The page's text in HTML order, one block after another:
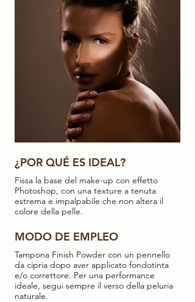
¿POR QUÉ ES IDEAL?
Fissa la base del make-up con effetto
Photoshop, con una texture a tenuta
estrema e impalpabile che non altera il
colore della pelle.
MODO DE EMPLEO
Tampona Finish Powder con un pennello
da cipria dopo aver applicato fondotinta
e/o correttore. Per una performance
ideale, segui sempre il verso della peluria
naturale.